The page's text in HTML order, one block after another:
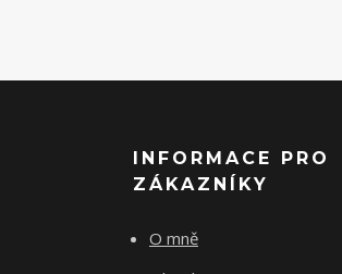
INFORMACE PRO
ZÁKAZNÍKY
O mně